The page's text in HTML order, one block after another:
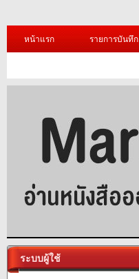
หน้าแรก รายการบันทึก
ระบบผู้ใช้